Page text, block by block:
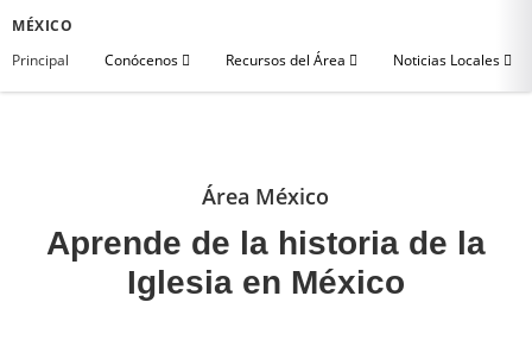
MÉXICO
Principal
Conócenos Recursos del Área Noticias Locales
Área México
Aprende de la historia de la
Iglesia en México